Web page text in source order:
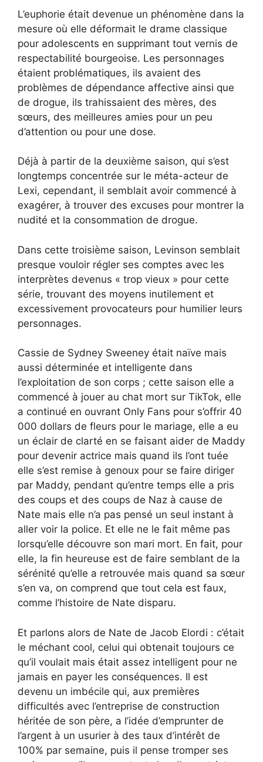
L’euphorie était devenue un phénomène dans la
mesure où elle déformait le drame classique
pour adolescents en supprimant tout vernis de
respectabilité bourgeoise. Les personnages
étaient problématiques, ils avaient des
problèmes de dépendance affective ainsi que
de drogue, ils trahissaient des mères, des
sœurs, des meilleures amies pour un peu
d’attention ou pour une dose.
Déjà à partir de la deuxième saison, qui s’est
longtemps concentrée sur le méta-acteur de
Lexi, cependant, il semblait avoir commencé à
exagérer, à trouver des excuses pour montrer la
nudité et la consommation de drogue.
Dans cette troisième saison, Levinson semblait
presque vouloir régler ses comptes avec les
interprètes devenus « trop vieux » pour cette
série, trouvant des moyens inutilement et
excessivement provocateurs pour humilier leurs
personnages.
Cassie de Sydney Sweeney était naïve mais
aussi déterminée et intelligente dans
l’exploitation de son corps ; cette saison elle a
commencé à jouer au chat mort sur TikTok, elle
a continué en ouvrant Only Fans pour s’offrir 40
000 dollars de fleurs pour le mariage, elle a eu
un éclair de clarté en se faisant aider de Maddy
pour devenir actrice mais quand ils l’ont tuée
elle s’est remise à genoux pour se faire diriger
par Maddy, pendant qu’entre temps elle a pris
des coups et des coups de Naz à cause de
Nate mais elle n’a pas pensé un seul instant à
aller voir la police. Et elle ne le fait même pas
lorsqu’elle découvre son mari mort. En fait, pour
elle, la fin heureuse est de faire semblant de la
sérénité qu’elle a retrouvée mais quand sa sœur
s’en va, on comprend que tout cela est faux,
comme l’histoire de Nate disparu.
Et parlons alors de Nate de Jacob Elordi : c’était
le méchant cool, celui qui obtenait toujours ce
qu’il voulait mais était assez intelligent pour ne
jamais en payer les conséquences. Il est
devenu un imbécile qui, aux premières
difficultés avec l’entreprise de construction
héritée de son père, a l’idée d’emprunter de
l’argent à un usurier à des taux d’intérêt de
100% par semaine, puis il pense tromper ses